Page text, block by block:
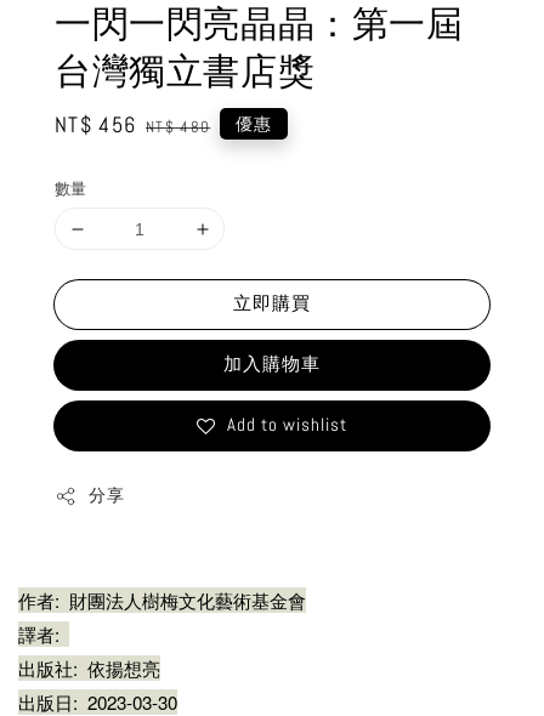
一閃一閃亮晶晶：第一屆
台灣獨立書店獎
Sale
NT$ 456 Regular
NT$ 480 優惠
數量
立即購買
加入購物車
Add to wishlist
分享
作者: 財團法人樹梅文化藝術基金會
譯者:
出版社: 依揚想亮
出版日: 2023-03-30